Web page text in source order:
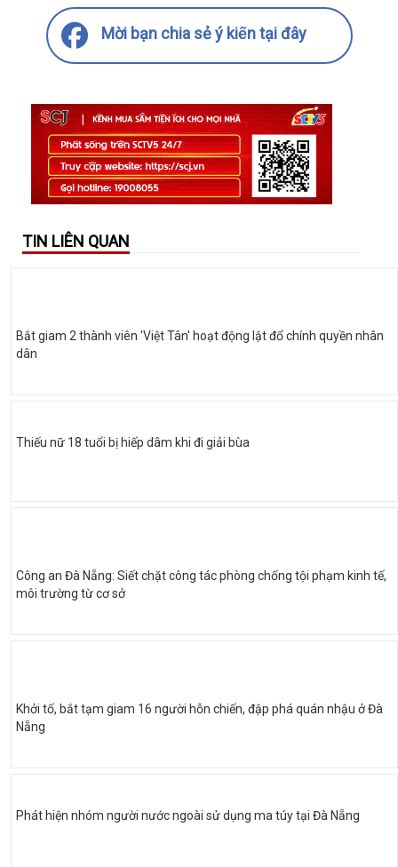
Mời bạn chia sẻ ý kiến tại đây
TIN LIÊN QUAN
Bắt giam 2 thành viên 'Việt Tân' hoạt động lật đổ chính quyền nhân
dân
Thiếu nữ 18 tuổi bị hiếp dâm khi đi giải bùa
Công an Đà Nẵng: Siết chặt công tác phòng chống tội phạm kinh tế,
môi trường từ cơ sở
Khởi tố, bắt tạm giam 16 người hỗn chiến, đập phá quán nhậu ở Đà
Nẵng
Phát hiện nhóm người nước ngoài sử dụng ma túy tại Đà Nẵng